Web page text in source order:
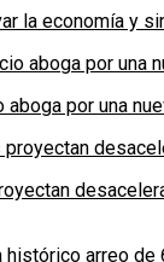
la economía y
aboga por una